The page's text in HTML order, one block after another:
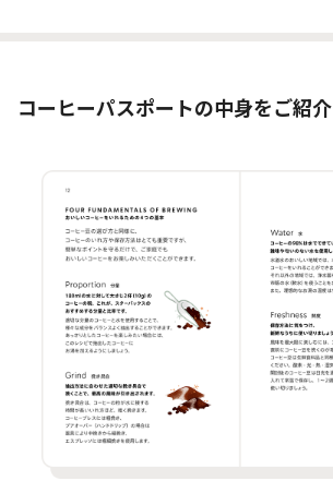
コーヒーパスポートの中身をご紹介